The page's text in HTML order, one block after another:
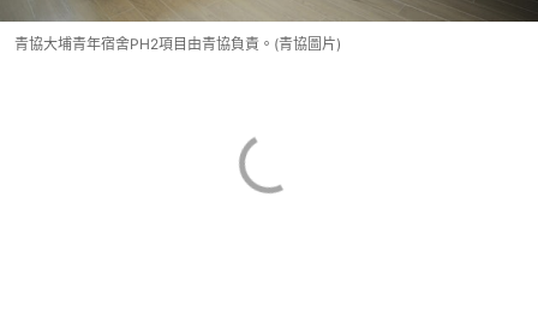
青協大埔青年宿舍PH2項目由青協負責。(青協圖片)